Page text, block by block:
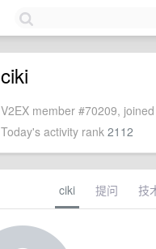
ciki
V2EX member #70209,
Today's activity rank 2112
ciki 提问 技